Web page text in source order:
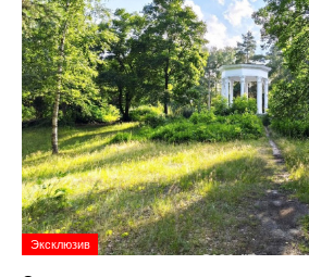
Эксклюзив